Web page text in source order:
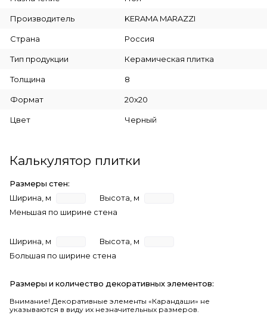
Производитель KERAMA MARAZZI
Страна Россия
Тип продукции Керамическая плитка
Толщина 8
Формат 20x20
Цвет Черный
Калькулятор плитки
Размеры стен:
Ширина, м
Высота, м
Меньшая по ширине стена
Ширина, м
Высота, м
Большая по ширине стена
Размеры и количество декоративных элементов:
Внимание! Декоративные элементы «Карандаши» не
указываются в виду их незначительных размеров.